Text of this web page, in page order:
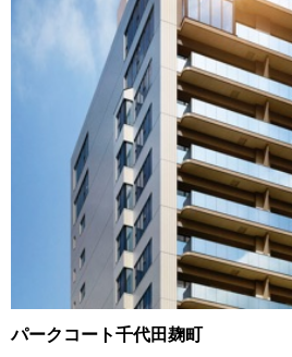
パークコート千代田麹町